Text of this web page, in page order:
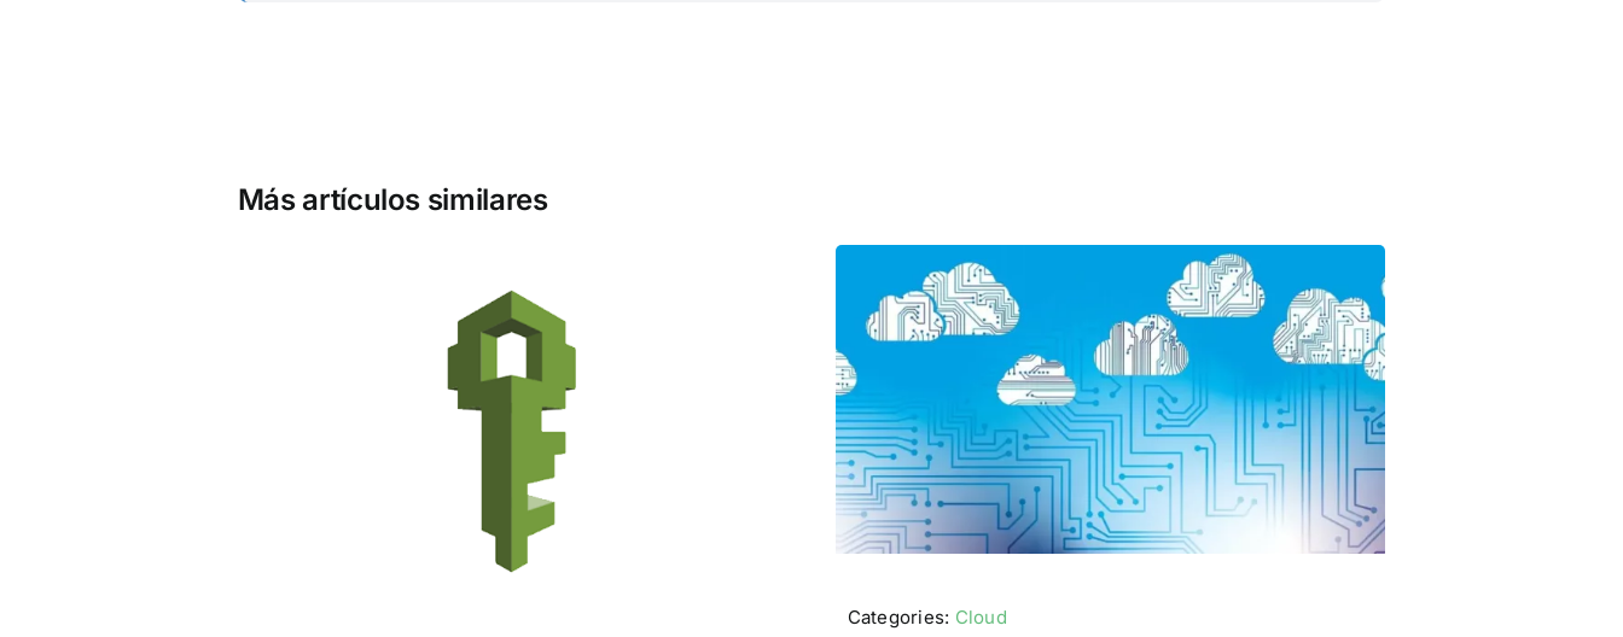
Más artículos similares
Categories: Cloud